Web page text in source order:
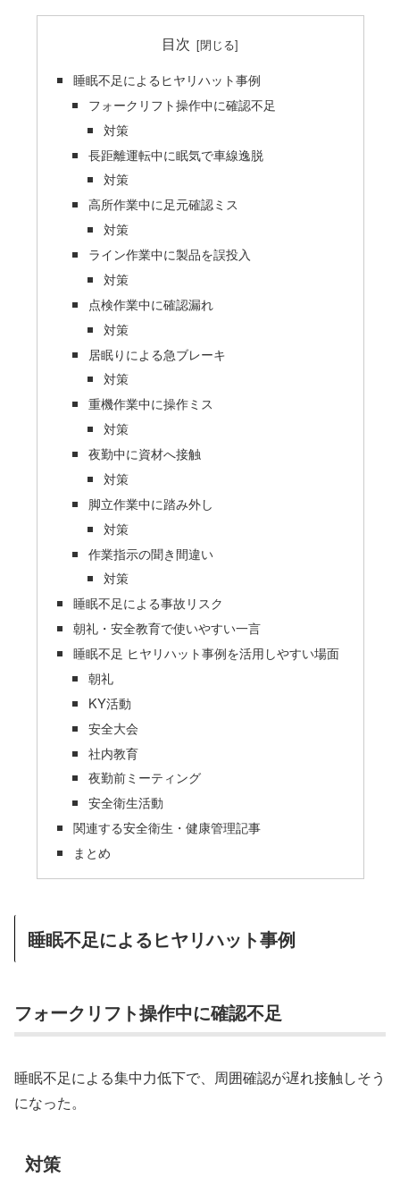
目次
睡眠不足によるヒヤリハット事例
フォークリフト操作中に確認不足
対策
長距離運転中に眠気で車線逸脱
対策
高所作業中に足元確認ミス
対策
ライン作業中に製品を誤投入
対策
点検作業中に確認漏れ
対策
居眠りによる急ブレーキ
対策
重機作業中に操作ミス
対策
夜勤中に資材へ接触
対策
脚立作業中に踏み外し
対策
作業指示の聞き間違い
対策
睡眠不足による事故リスク
朝礼・安全教育で使いやすい一言
睡眠不足 ヒヤリハット事例を活用しやすい場面
朝礼
KY活動
安全大会
社内教育
夜勤前ミーティング
安全衛生活動
関連する安全衛生・健康管理記事
まとめ
睡眠不足によるヒヤリハット事例
フォークリフト操作中に確認不足
睡眠不足による集中力低下で、周囲確認が遅れ接触しそう
になった。
対策